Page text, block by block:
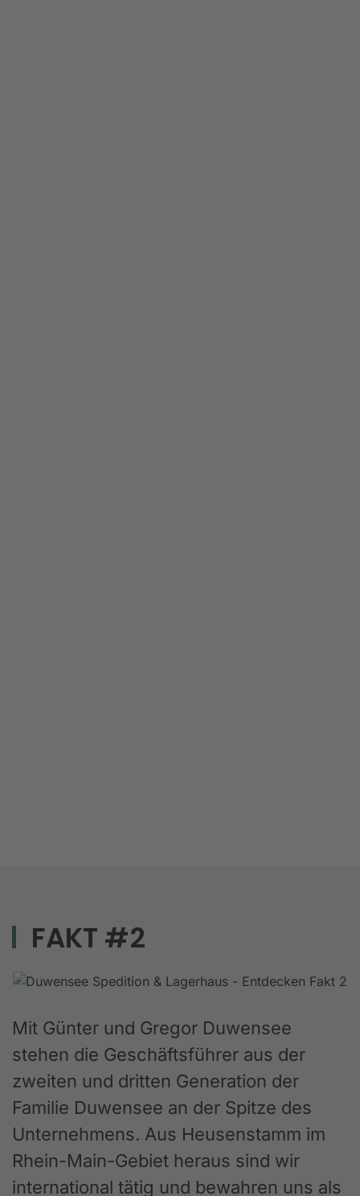
FAKT #2
Mit Günter und Gregor Duwensee
stehen die Geschäftsführer aus der
zweiten und dritten Generation der
Familie Duwensee an der Spitze des
Unternehmens. Aus Heusenstamm im
Rhein-Main-Gebiet heraus sind wir
international tätig und bewahren uns als